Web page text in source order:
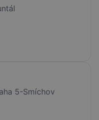
5-Smíchov